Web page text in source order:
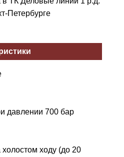
Петербурге
давлении 700 бар
холостом ходу (до 20